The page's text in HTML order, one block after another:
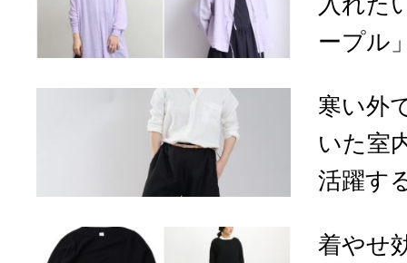
ープル
寒い外
いた室
活躍す
着やせ